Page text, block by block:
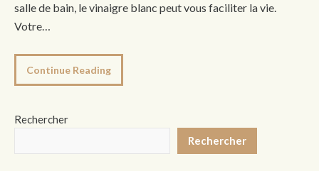
salle de bain, le vinaigre blanc peut vous faciliter la vie.
Votre…
Continue Reading
Rechercher
Rechercher